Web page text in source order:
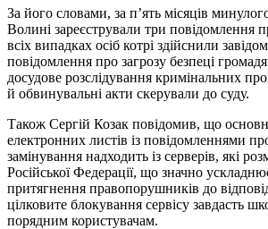
За його словами, за п’ять місяців
Волині зареєстрували три повідомлення
всіх випадках осіб котрі здійснили
повідомлення про загрозу безпеці
досудове розслідування кримінальних
й обвинувальні акти скерували до суду.
Також Сергій Козак повідомив, що
електронних листів із повідомленнями
замінування надходить із серверів, які
Російської Федерації, що значно
притягнення правопорушників до
цілковите блокування сервісу завдасть
порядним користувачам.